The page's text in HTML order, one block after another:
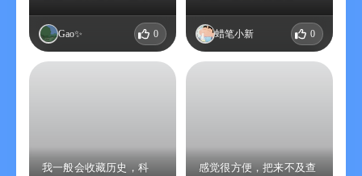
章、对话、图片
Gao✨ 0 蜡笔小新 0
我一般会收藏历史，科
感觉很方便，把来不及查